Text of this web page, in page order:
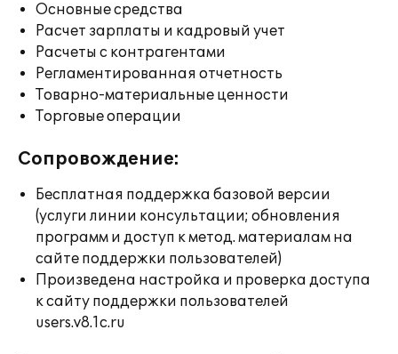
Основные средства
Расчет зарплаты и кадровый учет
Расчеты с контрагентами
Регламентированная отчетность
Товарно-материальные ценности
Торговые операции
Сопровождение:
Бесплатная поддержка базовой версии
(услуги линии консультации; обновления
программ и доступ к метод. материалам на
сайте поддержки пользователей)
Произведена настройка и проверка доступа
к сайту поддержки пользователей
users.v8.1c.ru